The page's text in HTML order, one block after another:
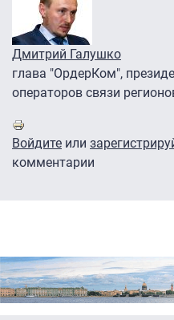
Дмитрий Галушко
глава "ОрдерКом",
операторов связи
Войдите или
комментарии